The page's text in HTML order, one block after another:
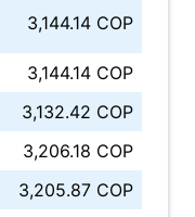
3,144.14 COP
3,144.14 COP
3,132.42 COP
3,206.18 COP
3,205.87 COP